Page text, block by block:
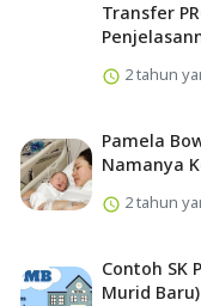
Transfer
2 tahun
Pamela
Namanya
2 tahun
Contoh SK
Murid